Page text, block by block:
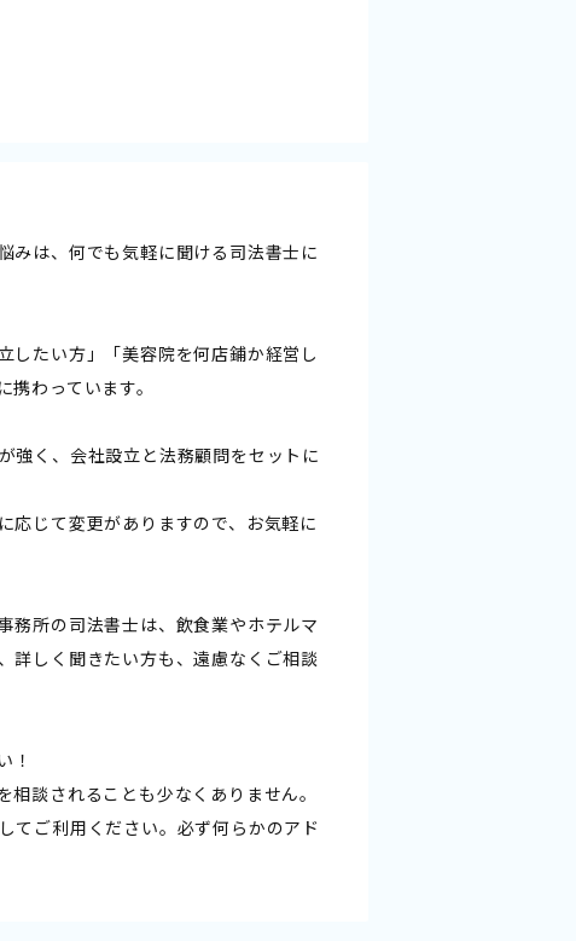
みは、何でも気軽に聞ける司法書士に
したい方」「美容院を何店鋪か経営し
わっています。
強く、会社設立と法務顧問をセットに
応じて変更がありますので、お気軽に
務所の司法書士は、飲食業やホテルマ
詳しく聞きたい方も、遠慮なくご相談
――
談されることも少なくありません。
てご利用ください。必ず何らかのアド